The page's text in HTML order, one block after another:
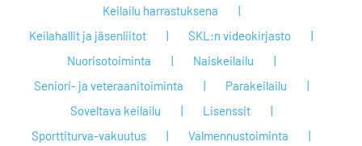
Keilailu harrastuksena
Keilahallit ja jäsenliitot
SKL:n videokirjasto
Nuorisotoiminta
Naiskeilailu
Seniori- ja veteraanitoiminta
Parakeilailu
Soveltava keilailu
Lisenssit
Sporttiturva-vakuutus
Valmennustoiminta